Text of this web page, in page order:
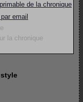
de la chronique
email
la chronique